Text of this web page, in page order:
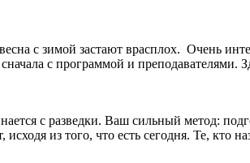
с зимой застают врасплох. Очень
с программой и преподавателями.
с разведки. Ваш сильный метод:
из того, что есть сегодня. Те, кто